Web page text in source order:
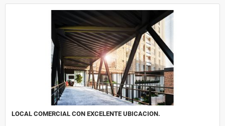
LOCAL COMERCIAL CON EXCELENTE UBICACION.